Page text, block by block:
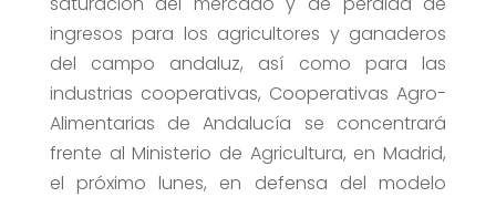
ingresos para los agricultores y ganaderos
del campo andaluz, así como para las
industrias cooperativas, Cooperativas Agro-
Alimentarias de Andalucía se concentrará
frente al Ministerio de Agricultura, en Madrid,
el próximo lunes, en defensa del modelo